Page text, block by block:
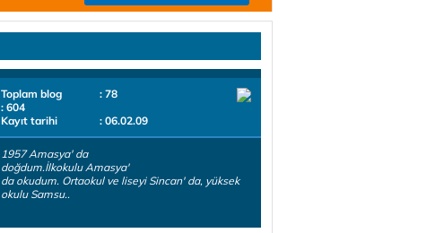
Toplam blog
: 78
: 604
Kayıt tarihi
: 06.02.09
1957 Amasya' da
doğdum.İlkokulu Amasya'
da okudum. Ortaokul ve liseyi Sincan' da, yüksek
okulu Samsu..